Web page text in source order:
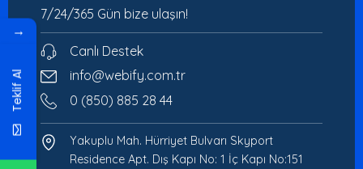
7/24/365 Gün bize ulaşın!
Canlı Destek
info@webify.com.tr
0 (850) 885 28 44
Yakuplu Mah. Hürriyet Bulvarı Skyport
Residence Apt. Dış Kapı No: 1 İç Kapı No:151
→
Teklif Al